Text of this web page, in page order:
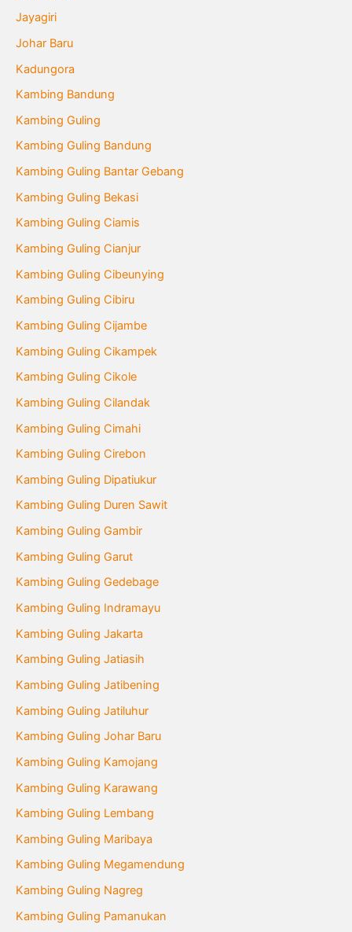
Jayagiri
Johar Baru
Kadungora
Kambing Bandung
Kambing Guling
Kambing Guling Bandung
Kambing Guling Bantar Gebang
Kambing Guling Bekasi
Kambing Guling Ciamis
Kambing Guling Cianjur
Kambing Guling Cibeunying
Kambing Guling Cibiru
Kambing Guling Cijambe
Kambing Guling Cikampek
Kambing Guling Cikole
Kambing Guling Cilandak
Kambing Guling Cimahi
Kambing Guling Cirebon
Kambing Guling Dipatiukur
Kambing Guling Duren Sawit
Kambing Guling Gambir
Kambing Guling Garut
Kambing Guling Gedebage
Kambing Guling Indramayu
Kambing Guling Jakarta
Kambing Guling Jatiasih
Kambing Guling Jatibening
Kambing Guling Jatiluhur
Kambing Guling Johar Baru
Kambing Guling Kamojang
Kambing Guling Karawang
Kambing Guling Lembang
Kambing Guling Maribaya
Kambing Guling Megamendung
Kambing Guling Nagreg
Kambing Guling Pamanukan